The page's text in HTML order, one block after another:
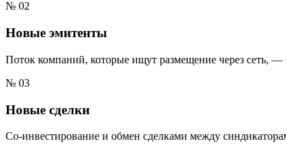
№ 02
Новые эмитенты
Поток компаний, которые ищут размещение через сеть, —
№ 03
Новые сделки
Со-инвестирование и обмен сделками между